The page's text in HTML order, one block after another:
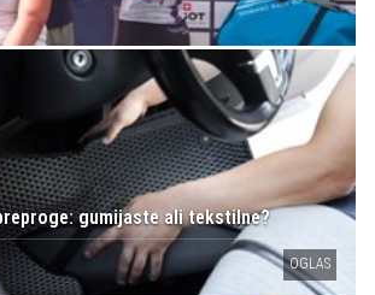
gumijaste ali tekstilne?
OGLAS